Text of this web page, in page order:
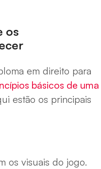
os
em direito para
básicos de uma
estão os principais
os visuais do jogo.